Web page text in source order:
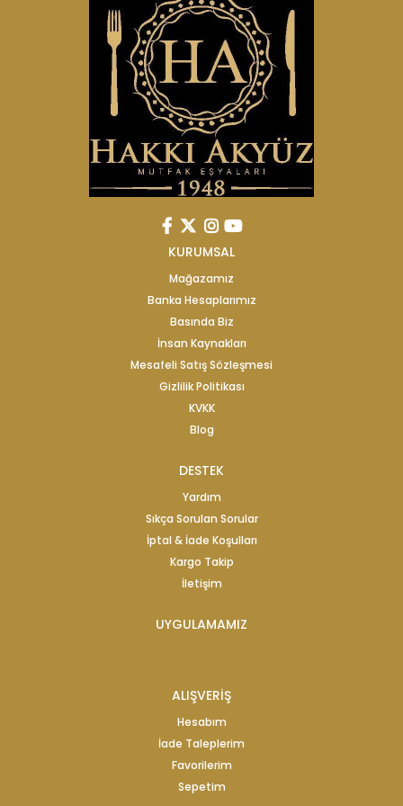
KURUMSAL
Mağazamız
Banka Hesaplarımız
Basında Biz
İnsan Kaynakları
Mesafeli Satış Sözleşmesi
Gizlilik Politikası
KVKK
Blog
DESTEK
Yardım
Sıkça Sorulan Sorular
İptal & İade Koşulları
Kargo Takip
İletişim
UYGULAMAMIZ
ALIŞVERİŞ
Hesabım
İade Taleplerim
Favorilerim
Sepetim